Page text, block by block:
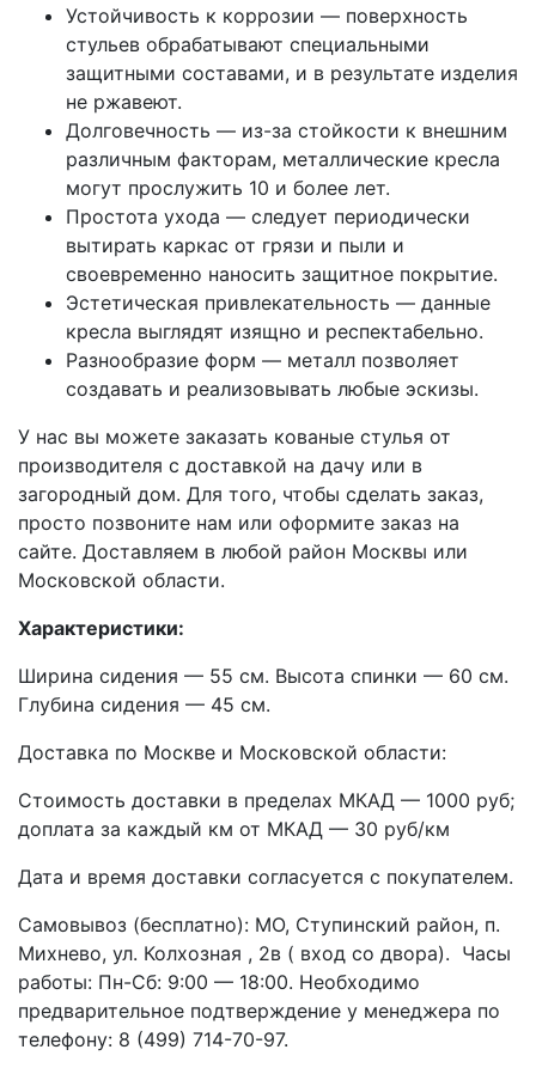
Устойчивость к коррозии — поверхность
стульев обрабатывают специальными
защитными составами, и в результате изделия
не ржавеют.
Долговечность — из-за стойкости к внешним
различным факторам, металлические кресла
могут прослужить 10 и более лет.
Простота ухода — следует периодически
вытирать каркас от грязи и пыли и
своевременно наносить защитное покрытие.
Эстетическая привлекательность — данные
кресла выглядят изящно и респектабельно.
Разнообразие форм — металл позволяет
создавать и реализовывать любые эскизы.
У нас вы можете заказать кованые стулья от
производителя с доставкой на дачу или в
загородный дом. Для того, чтобы сделать заказ,
просто позвоните нам или оформите заказ на
сайте. Доставляем в любой район Москвы или
Московской области.
Характеристики:
Ширина сидения — 55 см. Высота спинки — 60 см.
Глубина сидения — 45 см.
Доставка по Москве и Московской области:
Стоимость доставки в пределах МКАД — 1000 руб;
доплата за каждый км от МКАД — 30 руб/км
Дата и время доставки согласуется с покупателем.
Самовывоз (бесплатно): МО, Ступинский район, п.
Михнево, ул. Колхозная , 2в ( вход со двора). Часы
работы: Пн-Сб: 9:00 — 18:00. Необходимо
предварительное подтверждение у менеджера по
телефону: 8 (499) 714-70-97.